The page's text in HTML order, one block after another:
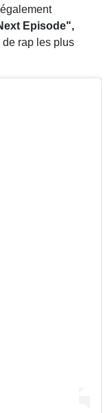
Episode",
de rap les plus